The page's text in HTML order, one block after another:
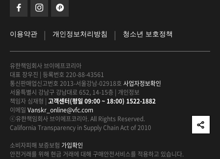
이용약관 | 개인정보처리방침 | 청소년 보호정책
유한책임회사 브이에프코리아
대표 장우진 | 등록번호 220-88-43561
통신판매업신고번호 2013-서울강남-02918호 사업자정보확인
서울특별시 강남구 강남대로 652, 14-15층 | 개인정보
책임자 심재형 | 고객센터(평일 09:00 ~ 18:00) 1522-1882
이메일 Vanskr_online@vfc.com
ⓒ유한책임회사 브이에프코리아. All Rights Reserved.
California Transparency in Supply Chain Act of 2010
소비자피해 보증보험 가입확인
안전거래를 위해 현금 거래에 대해 구매안전서비스를 적용하고 있습니다.